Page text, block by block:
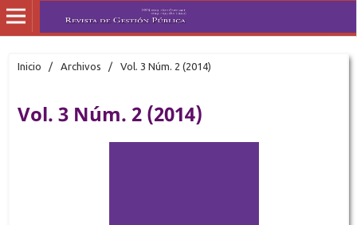
Inicio / Archivos / Vol. 3 Núm. 2 (2014)
Vol. 3 Núm. 2 (2014)